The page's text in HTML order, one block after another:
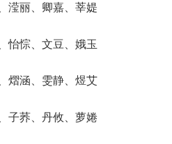
滢丽、卿嘉、莘媞
怡悰、文豆、娥玉
熠涵、雯静、煜艾
子荞、丹攸、萝婘